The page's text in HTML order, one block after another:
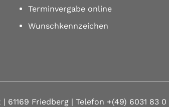
Terminvergabe online
Wunschkennzeichen
61169 Friedberg | Telefon +(49) 6031 83 0